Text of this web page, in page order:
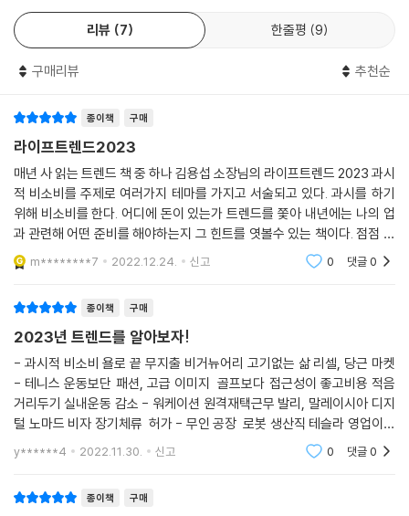
율 15% 도입, 자사주 매입세 1% 부과 등 증세되는 세금이 10년간 4550억
달러 규모다. 즉, 증세되는 부분만 가지고도 인플레이션 감축법에서 소요
되는 예산을 충당할 수 있는 것이다. 그래서 인플레이션이 정점에서 꺾인
워질 수밖에 없다. 물론 미국은 위기를 가장 먼저 넘어서겠지만, 미국의 위
---「2023년은 스태그플레이션의 해일까?」중에서
두나무는 암호 화폐 거래소 업비트를 소유한 가상 자산 거래 서비스 기업
이다. 2012년에 설립된 두나무는 암호 화폐 시장과 가상 자산 시장의 급성
장으로 자산 총액 10조 원을 넘어서며 2022년에 대기업으로 지정되었다.
(중략) 암호 화폐 시장의 등락에 따른 영향을 고스란히 받는 구조인데, 막
유율 1위 암호 화폐 거래소인 업비트와 비상장 주식 거래 플랫폼인 증권플
러스를 운영할 뿐 아니라 자산 거래 관련 기술 개발과 투자 회사 등 계열사
고 거래 서비스를 한다. 2021년에 회사를 설립해 오프라인 쇼룸을 시작했
고 2022년 7월에 명품 시계 전문 중고 거래 애플리케이션을 출시하며 본
격적인 사업을 벌였다. 가상 자산 거래의 노하우를 가진 기업이 빈티지 시
계 거래 시장을 주목한 것은 우연이 아니다. 명품 중고 시계, 고가 빈티지
시계는 중요한 시장으로 계속 부각되고 있었다.
무분별한 음식 낭비를 줄이고 절제해야 한다는 인식을 반영한다.(49쪽)
리셀과 명품 컬래버레이션의 열풍이 잦아들고 중고 시장, 리퍼브 시장이
크게 성장하는 것도 불필요한 지출을 끊으려는 소비자들의 태도를 보여 주
고 있다.
* 빈티지: 개성, 히스토리, 지속 가능성에 더 큰 가치를 두는 소비자
2016년, 한 사람이 온라인 경매로 1968년에 제작된 오메가 시계를 5600
달러(약 670만 원)에 낙찰받았다. 그런데 자료를 찾아보니 그 시계는 세
계적인 베스트셀러 작가 랠프 엘리슨의 것이었다. 결국 이 시계는 2021년
12월, 한 경매에서 66만 7800달러(약 8억 원)에 다시 팔렸다.(131쪽) 이
‘중고’ 시계의 가치(가격)가 높아진 것은 바로 유명 작가의 소유물이었다
는 특별함 때문이다.
새 제품을 사지 않으면서도 희소성으로 차별화를 과시할 수 있는 빈티지
제품 시장이 급성장하고 있다. 시계, 자동차, 가구, 음반 등 다양한 품목들
이 취급되고 있으며 전 세계적으로 빈티지 거래 플랫폼들이 속속 등장하고
있다. 우리나라의 경우 국내 점유율 1위 암호 화폐 거래소인 업비트를 소유
한 기업 두나무가 런칭한 중고 명품 시계 거래 플랫폼 ‘바이버’가 대표적이
며 이 외에도 무신사, 현대백화점, 중고 거래 플랫폼 ‘번개장터’ 등 다양한
기업이 빈티지 시장에 뛰어들고 있다.(126쪽)
* 테린이: 직접 테니스를 배우고 즐기고 소비하는 사람들
리뷰 7 한줄평 9
구매리뷰 추천순
종이책 구매
라이프트렌드2023
매년 사 읽는 트렌드 책 중 하나 김용섭 소장님의 라이프트렌드 2023 과시
적 비소비를 주제로 여러가지 테마를 가지고 서술되고 있다. 과시를 하기
위해 비소비를 한다. 어디에 돈이 있는가 트렌드를 쫓아 내년에는 나의 업
과 관련해 어떤 준비를 해야하는지 그 힌트를 엿볼수 있는 책이다. 점점 살
기 어려워지는 시대에 우리는 어떤 것에 희망을 두고 살아야할까. 고민하
게 된
m********7 2022.12.24. 신고 0 댓글0
종이책 구매
2023년 트렌드를 알아보자!
- 과시적 비소비 욜로 끝 무지출 비거뉴어리 고기없는 삶 리셀, 당근 마켓
- 테니스 운동보단 패션, 고급 이미지 골프보다 접근성이 좋고비용 적음
거리두기 실내운동 감소 - 워케이션 원격재택근무 발리, 말레이시아 디지
털 노마드 비자 장기체류 허가 - 무인 공장 로봇 생산직 테슬라 영업이익
14.6 기가캐스팅 특허 현대 5.7 삼성 무인 공장 무인자동화 2030 임원수
가 20프
y******4 2022.11.30. 신고 0 댓글0
종이책 구매